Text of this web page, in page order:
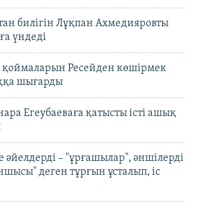
билігін Лұқпан Ахмедияровты
үндеді
қоймаларын Ресейден көшірмек
шығарды
Егеубаеваға қатысты істі ашық
әйелдерді – "ұрғашылар", әншілерді
деген тұрғын ұсталып, іс